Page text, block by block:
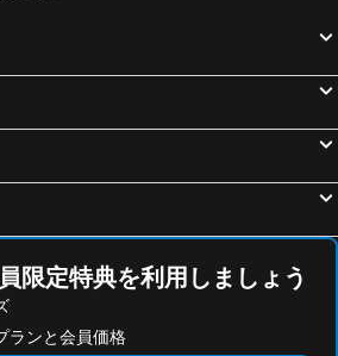
限定特典を利用しましょう
ランと会員価格